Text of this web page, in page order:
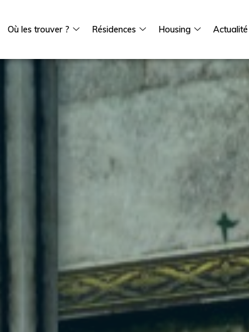
Où les trouver ? Résidences Housing Actualité